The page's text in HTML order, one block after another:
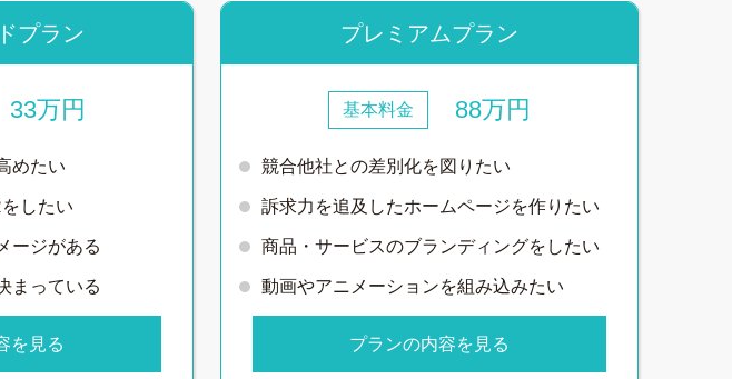
プラン
33万円
めたい
したい
ージがある
まっている
を見る
プレミアムプラン
基本料金 88万円
競合他社との差別化を図りたい
訴求力を追及したホームページを作りたい
商品・サービスのブランディングをしたい
動画やアニメーションを組み込みたい
プランの内容を見る